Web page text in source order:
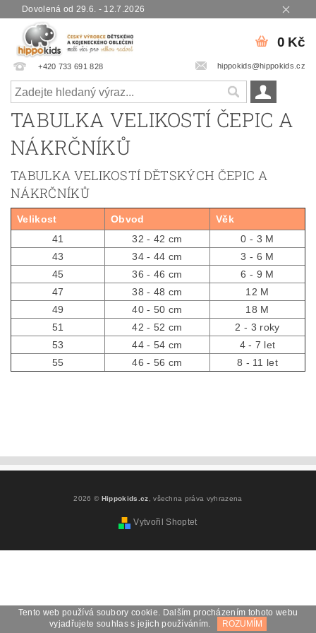
Dovolená od 29.6. - 12.7.2026
+420 733 691 828 hippokids@hippokids.cz
0 Kč
TABULKA VELIKOSTÍ ČEPIC A
NÁKRČNÍKŮ
TABULKA VELIKOSTÍ DĚTSKÝCH ČEPIC A
NÁKRČNÍKŮ
Velikost Obvod
Věk
41
32 - 42 cm
0 - 3 M
43
34 - 44 cm
3 - 6 M
45
36 - 46 cm
6 - 9 M
47
38 - 48 cm
12 M
49
40 - 50 cm
18 M
51
42 - 52 cm
2 - 3 roky
53
44 - 54 cm
4 - 7 let
55
46 - 56 cm 8 - 11 let
2026 © Hippokids.cz, všechna práva vyhrazena
Vytvořil Shoptet
Tento web používá soubory cookie. Dalším procházením tohoto webu
vyjadřujete souhlas s jejich používáním.
ROZUMÍM